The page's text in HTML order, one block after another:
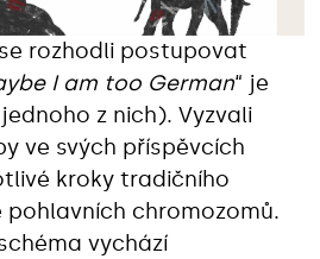
rozhodli postupovat
I am too German“ je
z nich). Vyzvali
ve svých příspěvcích
kroky tradičního
chromozomů.
vychází